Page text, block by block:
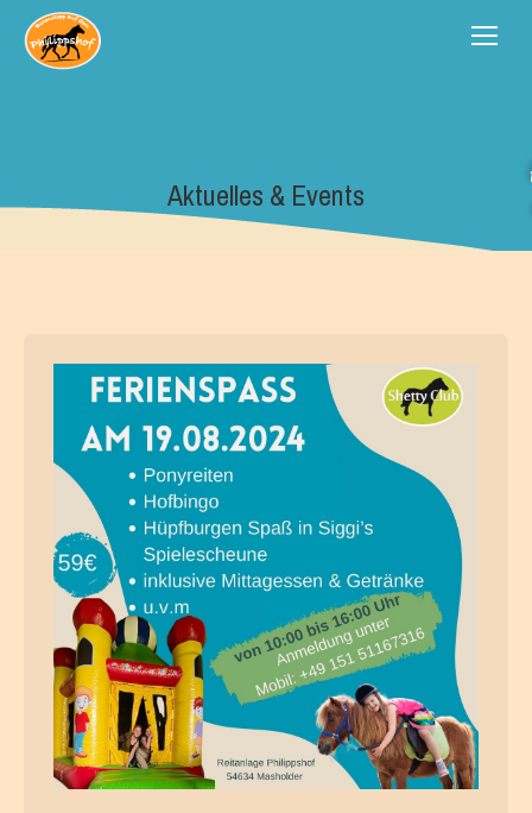
Aktuelles & Events